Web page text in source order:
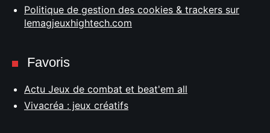
Politique de gestion des cookies & trackers sur
lemagjeuxhightech.com
Favoris
Actu Jeux de combat et beat'em all
Vivacréa : jeux créatifs